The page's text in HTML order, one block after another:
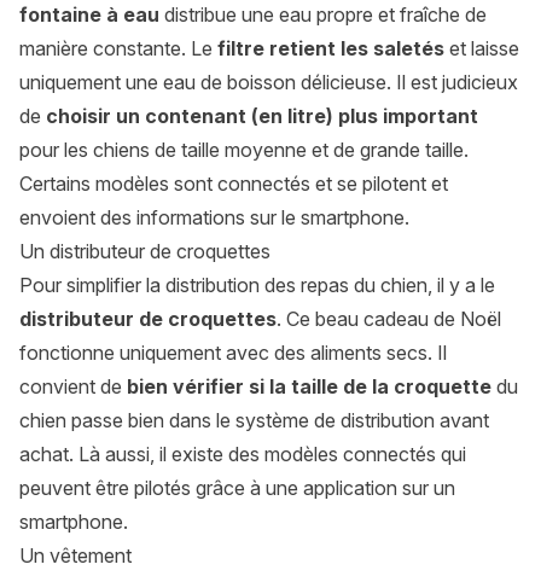
fontaine à eau distribue une eau propre et fraîche de
manière constante. Le filtre retient les saletés et laisse
uniquement une eau de boisson délicieuse. Il est judicieux
de choisir un contenant (en litre) plus important
pour les chiens de taille moyenne et de grande taille.
Certains modèles sont connectés et se pilotent et
envoient des informations sur le smartphone.
Un distributeur de croquettes
Pour simplifier la distribution des repas du chien, il y a le
distributeur de croquettes. Ce beau cadeau de Noël
fonctionne uniquement avec des aliments secs. Il
convient de bien vérifier si la taille de la croquette du
chien passe bien dans le système de distribution avant
achat. Là aussi, il existe des modèles connectés qui
peuvent être pilotés grâce à une application sur un
smartphone.
Un vêtement